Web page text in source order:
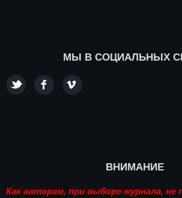
МЫ В СОЦИАЛЬНЫХ
ВНИМАНИЕ
Как авторам, при выборе журнала, не